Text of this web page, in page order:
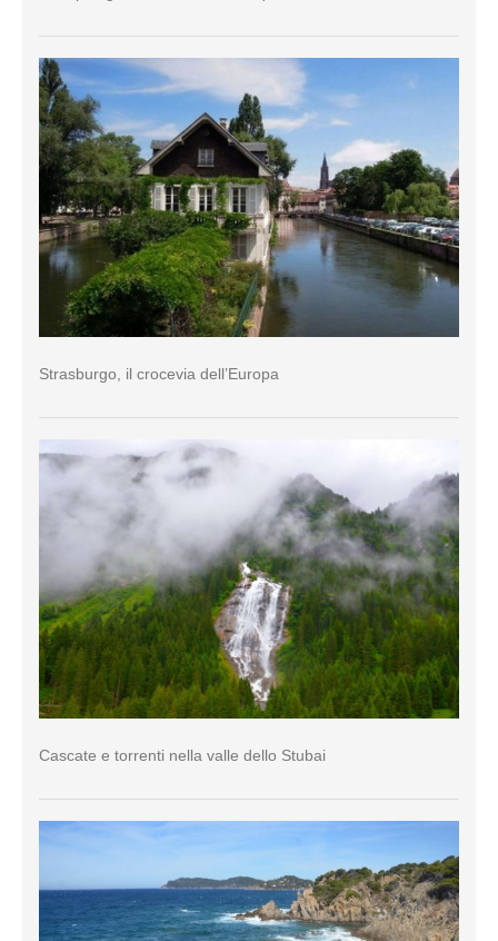
Strasburgo, il crocevia dell’Europa
Cascate e torrenti nella valle dello Stubai